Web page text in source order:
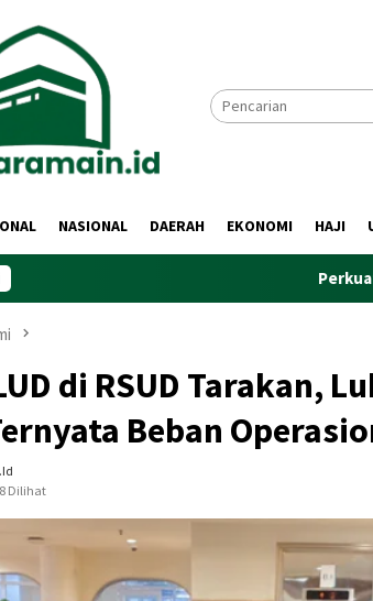
NASIONAL DAERAH EKONOMI HAJI
Perkuat Literasi
di RSUD Tarakan,
Beban
Dilihat